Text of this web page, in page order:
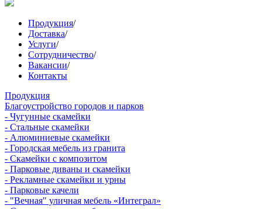
Продукция/
Доставка/
Услуги/
Сотрудничество/
Вакансии/
Контакты
Продукция
Благоустройство городов и парков
- Чугунные скамейки
- Стальные скамейки
- Алюминиевые скамейки
- Городская мебель из гранита
- Скамейки с композитом
- Парковые диваны и скамейки
- Рекламные скамейки и урны
- Парковые качели
- "Вечная" уличная мебель «Интеграл»